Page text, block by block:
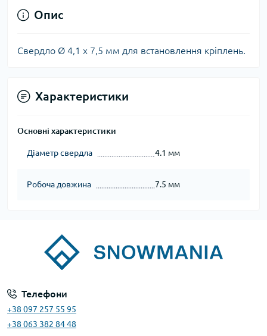
Опис
Свердло Ø 4,1 х 7,5 мм для встановлення кріплень.
Характеристики
Основні характеристики
Діаметр свердла 4.1 мм
Робоча довжина 7.5 мм
Телефони
+38 097 257 55 95
+38 063 382 84 48